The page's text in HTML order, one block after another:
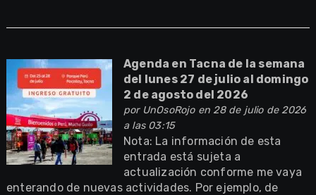
Agenda en Tacna de la semana
del lunes 27 de julio al domingo
2 de agosto del 2026
por UnOsoRojoen 28 de julio de 2026
a las 03:15
Nota: La información de esta
entrada está sujeta a
actualización conforme me vaya
enterando de nuevas actividades. Por ejemplo, de